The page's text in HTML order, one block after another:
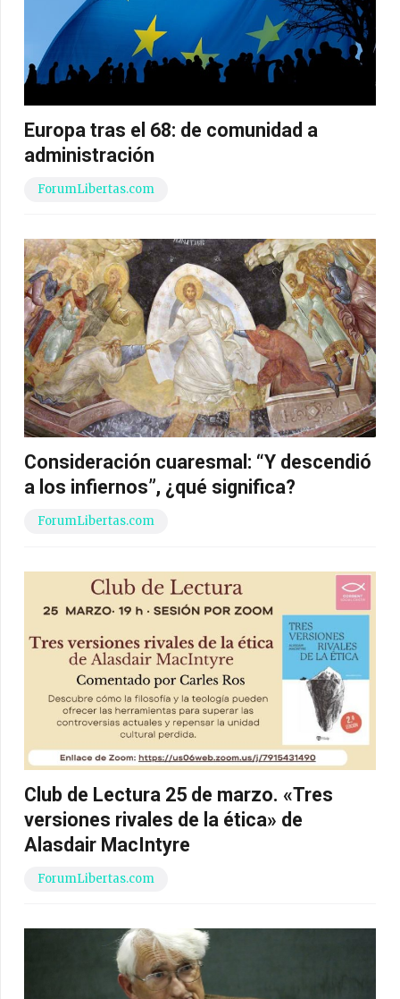
Europa tras el 68: de comunidad a
administración
ForumLibertas.com
Consideración cuaresmal: “Y descendió
a los infiernos”, ¿qué significa?
ForumLibertas.com
Club de Lectura 25 de marzo. «Tres
versiones rivales de la ética» de
Alasdair MacIntyre
ForumLibertas.com